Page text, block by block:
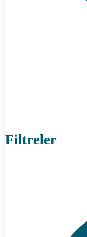
Filtreler